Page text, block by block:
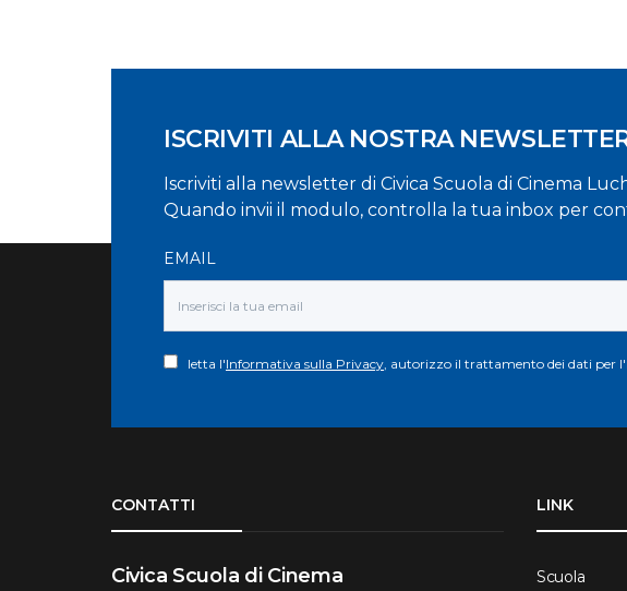
ISCRIVITI ALLA NOSTRA
Iscriviti alla newsletter di Civica Scuola di Cinema
Quando invii il modulo, controlla la tua inbox per
EMAIL
letta l'Informativa sulla Privacy , autorizzo il trattamento dei dati per
CONTATTI
Civica Scuola di Cinema
LINK
Scuola